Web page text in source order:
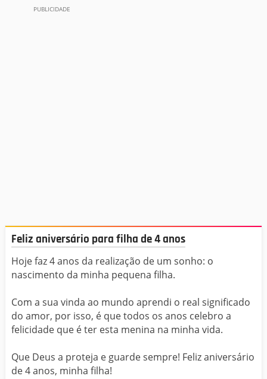
Feliz aniversário para filha de 4 anos
Hoje faz 4 anos da realização de um sonho: o
nascimento da minha pequena filha.
Com a sua vinda ao mundo aprendi o real significado
do amor, por isso, é que todos os anos celebro a
felicidade que é ter esta menina na minha vida.
Que Deus a proteja e guarde sempre! Feliz aniversário
de 4 anos, minha filha!